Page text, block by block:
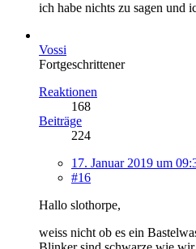
ich habe nichts zu sagen und
Vossi
Fortgeschrittener
Reaktionen
168
Beiträge
224
17. Januar 2019 um
#16
Hallo slothorpe,
weiss nicht ob es ein